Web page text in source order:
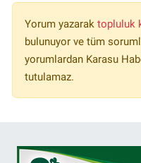
Yorum yazarak topluluk
bulunuyor ve tüm
yorumlardan Karasu
tutulamaz.